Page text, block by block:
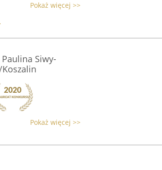
Pokaż więcej >>
Siwy-
Pokaż więcej >>